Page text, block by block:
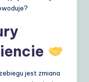
jest zmiana